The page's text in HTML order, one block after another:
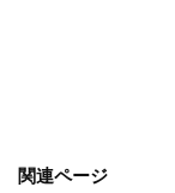
関連ページ